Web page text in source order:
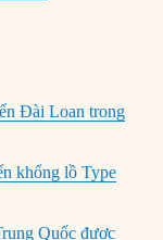
Đài Loan trong
khổng lồ Type
Quốc được